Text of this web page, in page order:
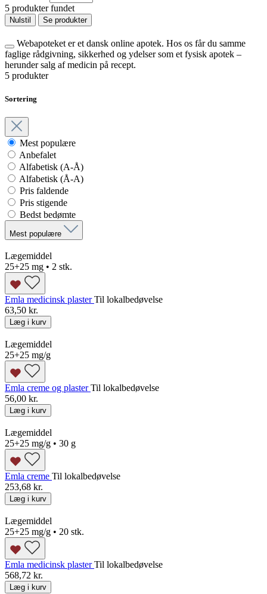
5 produkter fundet
Nulstil Se produkter
Webapoteket er et dansk online apotek. Hos os får du samme
faglige rådgivning, sikkerhed og ydelser som et fysisk apotek –
herunder salg af medicin på recept.
5 produkter
Sortering
Mest populære
Anbefalet
Alfabetisk (A-Å)
Alfabetisk (Å-A)
Pris faldende
Pris stigende
Bedst bedømte
Mest populære
Lægemiddel
25+25 mg • 2 stk.
Emla medicinsk plasterTil lokalbedøvelse
63,50 kr.
Læg i kurv
Lægemiddel
25+25 mg/g
Emla creme og plasterTil lokalbedøvelse
56,00 kr.
Læg i kurv
Lægemiddel
25+25 mg/g • 30 g
Emla creme Til lokalbedøvelse
253,68 kr.
Læg i kurv
Lægemiddel
25+25 mg/g • 20 stk.
Emla medicinsk plasterTil lokalbedøvelse
568,72 kr.
Læg i kurv